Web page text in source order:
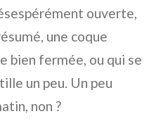
ouverte,
une coque
bien fermée, ou qui se
un peu. Un peu
non ?